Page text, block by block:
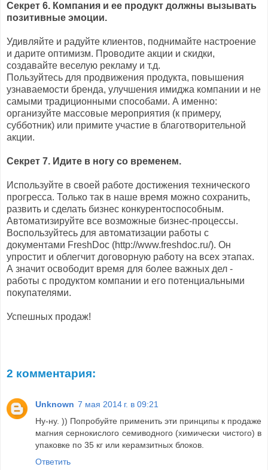
Секрет 6. Компания и ее продукт должны вызывать
позитивные эмоции.
Удивляйте и радуйте клиентов, поднимайте настроение
и дарите оптимизм. Проводите акции и скидки,
создавайте веселую рекламу и т.д.
Пользуйтесь для продвижения продукта, повышения
узнаваемости бренда, улучшения имиджа компании и не
самыми традиционными способами. А именно:
организуйте массовые мероприятия (к примеру,
субботник) или примите участие в благотворительной
акции.
Секрет 7. Идите в ногу со временем.
Используйте в своей работе достижения технического
прогресса. Только так в наше время можно сохранить,
развить и сделать бизнес конкурентоспособным.
Автоматизируйте все возможные бизнес-процессы.
Воспользуйтесь для автоматизации работы с
документами FreshDoc (http://www.freshdoc.ru/). Он
упростит и облегчит договорную работу на всех этапах.
А значит освободит время для более важных дел -
работы с продуктом компании и его потенциальными
покупателями.
Успешных продаж!
2 комментария:
Unknown 7 мая 2014 г. в 09:21
Ну-ну. )) Попробуйте применить эти принципы к продаже
магния сернокислого семиводного (химически чистого) в
упаковке по 35 кг или керамзитных блоков.
Ответить